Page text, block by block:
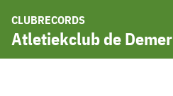
CLUBRECORDS
Atletiekclub de Demer